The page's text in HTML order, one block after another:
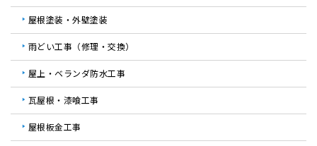
屋根塗装・外壁塗装
雨どい工事（修理・交換）
屋上・ベランダ防水工事
瓦屋根・漆喰工事
屋根板金工事